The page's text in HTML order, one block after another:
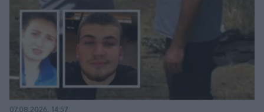
07.08.2026, 14:57